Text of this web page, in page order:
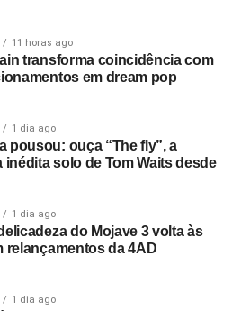
11 horas ago
transforma coincidência com
em dream pop
1 dia ago
pousou: ouça “The fly”, a
inédita solo de Tom Waits desde
1 dia ago
do Mojave 3 volta às
relançamentos da 4AD
1 dia ago